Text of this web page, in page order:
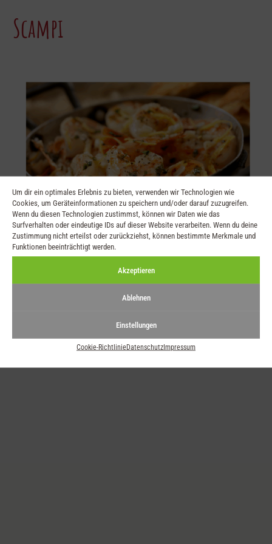
Um dir ein optimales Erlebnis zu bieten, verwenden wir Technologien wie
Cookies, um Geräteinformationen zu speichern und/oder darauf zuzugreifen.
Wenn du diesen Technologien zustimmst, können wir Daten wie das
Surfverhalten oder eindeutige IDs auf dieser Website verarbeiten. Wenn du deine
Zustimmung nicht erteilst oder zurückziehst, können bestimmte Merkmale und
Funktionen beeinträchtigt werden.
Akzeptieren
Ablehnen
Einstellungen
Cookie-RichtlinieDatenschutzImpressum
Scampi
Unser Gewürz des Monats: Toskanisches Scampigewürz